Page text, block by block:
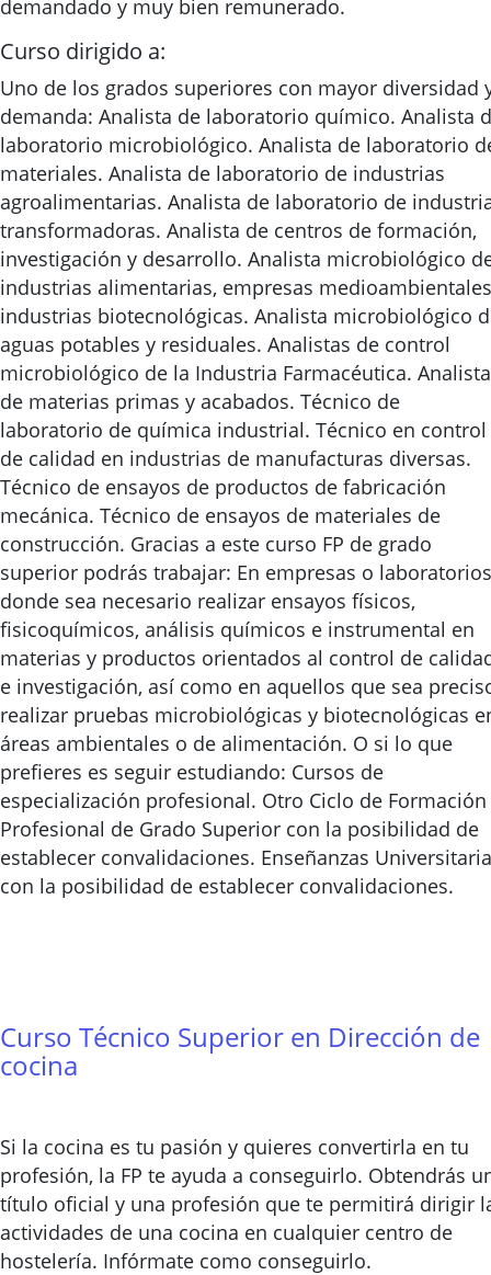
demandado y muy bien remunerado.
Curso dirigido a:
Uno de los grados superiores con mayor diversidad
demanda: Analista de laboratorio químico. Analista
laboratorio microbiológico. Analista de laboratorio
materiales. Analista de laboratorio de industrias
agroalimentarias. Analista de laboratorio de
transformadoras. Analista de centros de formación,
investigación y desarrollo. Analista microbiológico
industrias alimentarias, empresas
industrias biotecnológicas. Analista microbiológico
aguas potables y residuales. Analistas de control
microbiológico de la Industria Farmacéutica. Analista
de materias primas y acabados. Técnico de
laboratorio de química industrial. Técnico en control
de calidad en industrias de manufacturas diversas.
Técnico de ensayos de productos de fabricación
mecánica. Técnico de ensayos de materiales de
construcción. Gracias a este curso FP de grado
superior podrás trabajar: En empresas o laboratorios
donde sea necesario realizar ensayos físicos,
fisicoquímicos, análisis químicos e instrumental en
materias y productos orientados al control de
e investigación, así como en aquellos que sea
realizar pruebas microbiológicas y biotecnológicas
áreas ambientales o de alimentación. O si lo que
prefieres es seguir estudiando: Cursos de
especialización profesional. Otro Ciclo de Formación
Profesional de Grado Superior con la posibilidad de
establecer convalidaciones. Enseñanzas
con la posibilidad de establecer convalidaciones.
Curso Técnico Superior en Dirección de
cocina
Si la cocina es tu pasión y quieres convertirla en tu
profesión, la FP te ayuda a conseguirlo. Obtendrás
título oficial y una profesión que te permitirá dirigir
actividades de una cocina en cualquier centro de
hostelería. Infórmate como conseguirlo.